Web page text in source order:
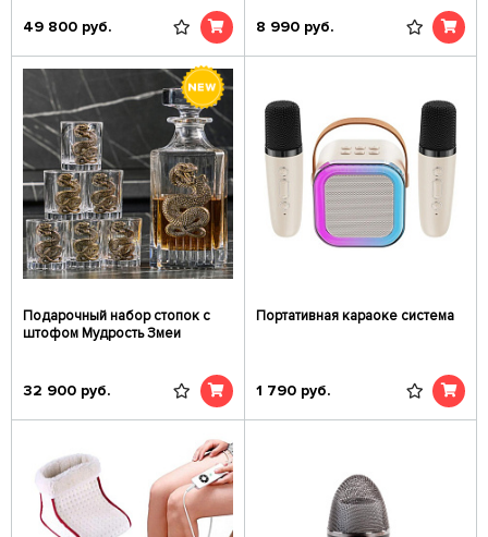
49 800 руб. 8 990 руб.
Подарочный набор стопок c
штофом Мудрость Змеи
32 900 руб.
Портативная караоке система
1 790 руб.